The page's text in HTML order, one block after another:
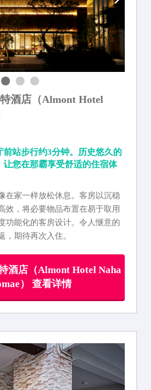
酒店（Almont Hotel
前站步行约3分钟。历史悠久的
让您在那霸享受舒适的住宿体
在家一样放松休息。客房以沉稳
效，将必要物品布置在易于取用
功能化的客房设计。令人惬意的
，期待再次入住。
酒店（Almont Hotel Naha
） 查看详情